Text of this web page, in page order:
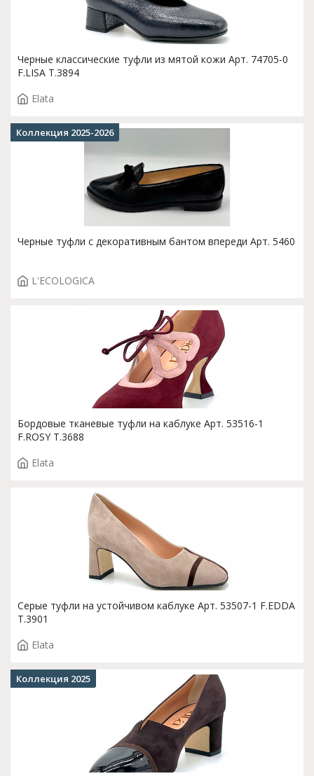
Черные классические туфли из мятой кожи Арт. 74705-0
F.LISA T.3894
Elata
Черные туфли с декоративным бантом впереди Арт. 5460
L'ECOLOGICA
Коллекция 2025-2026
Бордовые тканевые туфли на каблуке Арт. 53516-1
F.ROSY T.3688
Elata
Серые туфли на устойчивом каблуке Арт. 53507-1 F.EDDA
T.3901
Elata
Коллекция 2025